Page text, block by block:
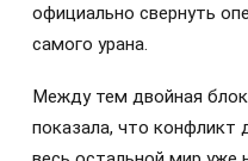
официально свернуть
самого урана.
Между тем двойная
показала, что конфликт